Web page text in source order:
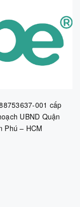
001 cấp
UBND Quận
Phú – HCM